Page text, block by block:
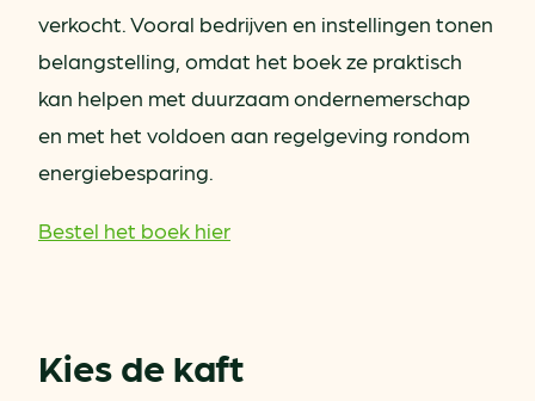
verkocht. Vooral bedrijven en instellingen tonen
belangstelling, omdat het boek ze praktisch
kan helpen met duurzaam ondernemerschap
en met het voldoen aan regelgeving rondom
energiebesparing.
Bestel het boek hier
Kies de kaft